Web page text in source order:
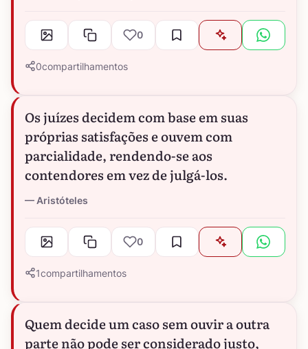
0
0compartilhamentos
Os juízes decidem com base em suas
próprias satisfações e ouvem com
parcialidade, rendendo-se aos
contendores em vez de julgá-los.
Aristóteles
0
1compartilhamentos
Quem decide um caso sem ouvir a outra
parte não pode ser considerado justo,